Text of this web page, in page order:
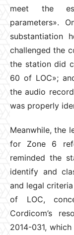
meet the
parameters».
substantiation
challenged the
the station did
60 of LOC»;
the audio
was properly
Meanwhile, the
for Zone 6
reminded the
identify and
and legal
of LOC,
Cordicom’s
2014-031,